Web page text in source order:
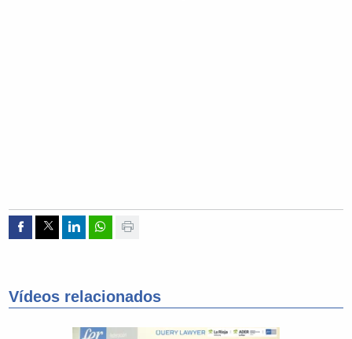
Compartir por Facebook
Compartir por Twitter
Compartir por Linkedin
Compartir por whatsapp
Imprimir
Vídeos relacionados